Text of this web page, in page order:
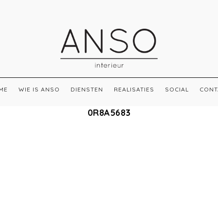
WIE IS ANSO DIENSTEN REALISATIES SOCIAL
0R8A5683